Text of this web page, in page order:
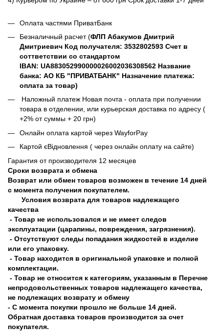
Оплата частями ПриватБанк
Безналичный расчет (ФЛП Абакумов Дмитрий
Дмитриевич Код получателя: 3532802593 Счет в
соттветствии со стандартом
IBAN: UA883052990000026002036308562 Название
банка: АО КБ "ПРИВАТБАНК" Назначение платежа:
оплата за товар)
Наложный платеж Новая почта - оплата при получении
товара в отделении, или курьерская доставка по адресу (
+2% от суммы + 20 грн)
Онлайн оплата картой через WayforPay
Картой єВідновлення ( через онлайн оплату на сайте)
Гарантия от производителя 12 месяцев
Сроки возврата и обмена
Возврат или обмен товаров возможен в течение 14 дней
с момента получения покупателем.
Условия возврата для товаров надлежащего
качества
- Товар не использовался и не имеет следов
эксплуатации (царапины, повреждения, загрязнения).
- Отсутствуют следы попадания жидкостей в изделие
или его упаковку.
- Товар находится в оригинальной упаковке и полной
комплектации.
- Товар не относится к категориям, указанным в Перечне
непродовольственных товаров надлежащего качества,
не подлежащих возврату и обмену
- С момента покупки прошло не больше 14 дней.
Обратная доставка товаров производится за счет
покупателя.